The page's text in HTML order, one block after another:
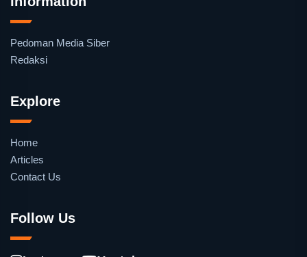
Pedoman Media Siber
Redaksi
Explore
Home
Articles
Contact Us
Follow Us